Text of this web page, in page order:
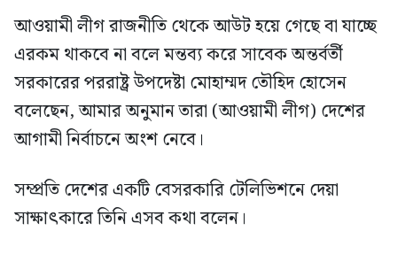
আওয়ামী লীগ রাজনীতি থেকে আউট হয়ে গেছে বা যাচ্ছে
এরকম থাকবে না বলে মন্তব্য করে সাবেক অন্তর্বর্তী
সরকারের পররাষ্ট্র উপদেষ্টা মোহাম্মদ তৌহিদ হোসেন
বলেছেন, আমার অনুমান তারা (আওয়ামী লীগ) দেশের
আগামী নির্বাচনে অংশ নেবে।
সম্প্রতি দেশের একটি বেসরকারি টেলিভিশনে দেয়া
সাক্ষাৎকারে তিনি এসব কথা বলেন।